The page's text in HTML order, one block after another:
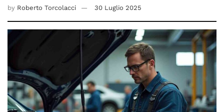
by Roberto Torcolacci 30 Luglio 2025